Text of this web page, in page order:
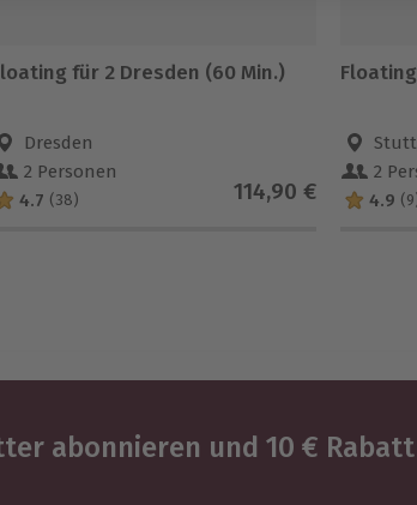
für 2 Dresden (60 Min.)
Dresden
2 Personen
4.7 (38) 114,90 €
2
4.9
abonnieren und 10 €